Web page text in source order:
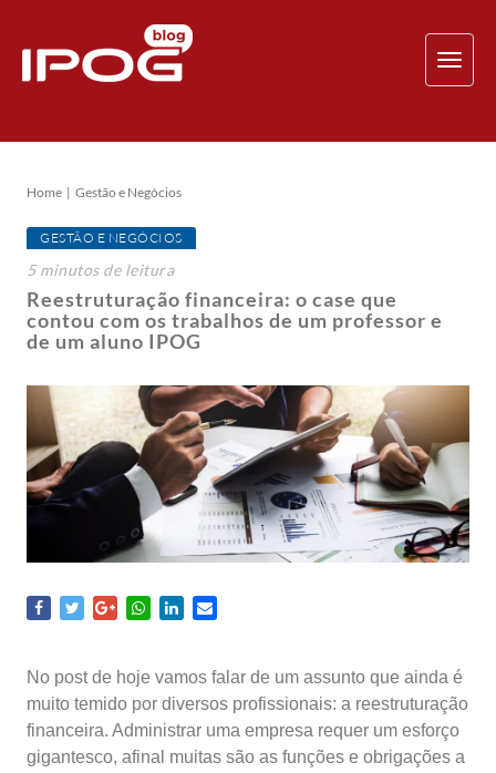
Home Gestão e Negócios
GESTÃO E NEGÓCIOS
5 minutosde leitura
Reestruturação financeira: o case que
contou com os trabalhos de um professor e
de um aluno IPOG
No post de hoje vamos falar de um assunto que ainda é
muito temido por diversos profissionais: a reestruturação
financeira. Administrar uma empresa requer um esforço
gigantesco, afinal muitas são as funções e obrigações a